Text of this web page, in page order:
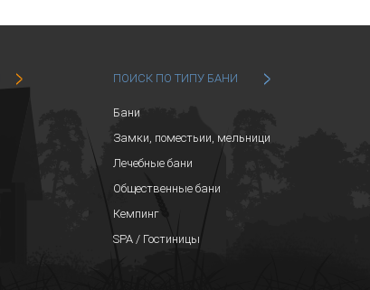
ПОИСК ПО ТИПУ БАНИ
Бани
Замки, поместьии, мельници
Лечебные бани
Общественные бани
Кемпинг
SPA / Гостиницы